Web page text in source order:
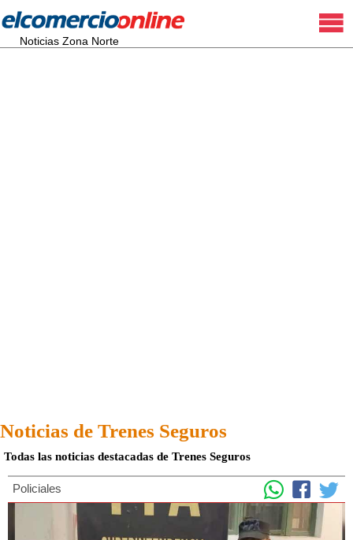
Noticias Zona Norte
Noticias de Trenes Seguros
Todas las noticias destacadas de Trenes Seguros
Policiales